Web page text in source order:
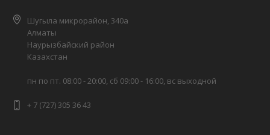
Шугыла микрорайон, 340а
Алматы
Наурызбайский район
Казахстан
пн по пт. 08:00 - 20:00, сб 09:00 - 16:00, вс выходной
+ 7 (727) 305 36 43